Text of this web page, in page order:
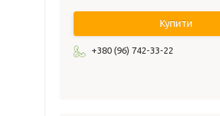
Купити
+380 (96) 742-33-22